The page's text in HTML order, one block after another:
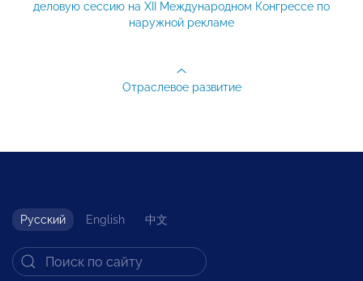
деловую сессию на XII Международном Конгрессе по
наружной рекламе
Отраслевое развитие
Русский English 中文